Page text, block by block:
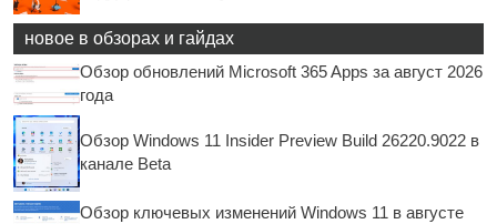
новое в обзорах и гайдах
Обзор обновлений Microsoft 365 Apps за август 2026
года
Обзор Windows 11 Insider Preview Build 26220.9022 в
канале Beta
Обзор ключевых изменений Windows 11 в августе